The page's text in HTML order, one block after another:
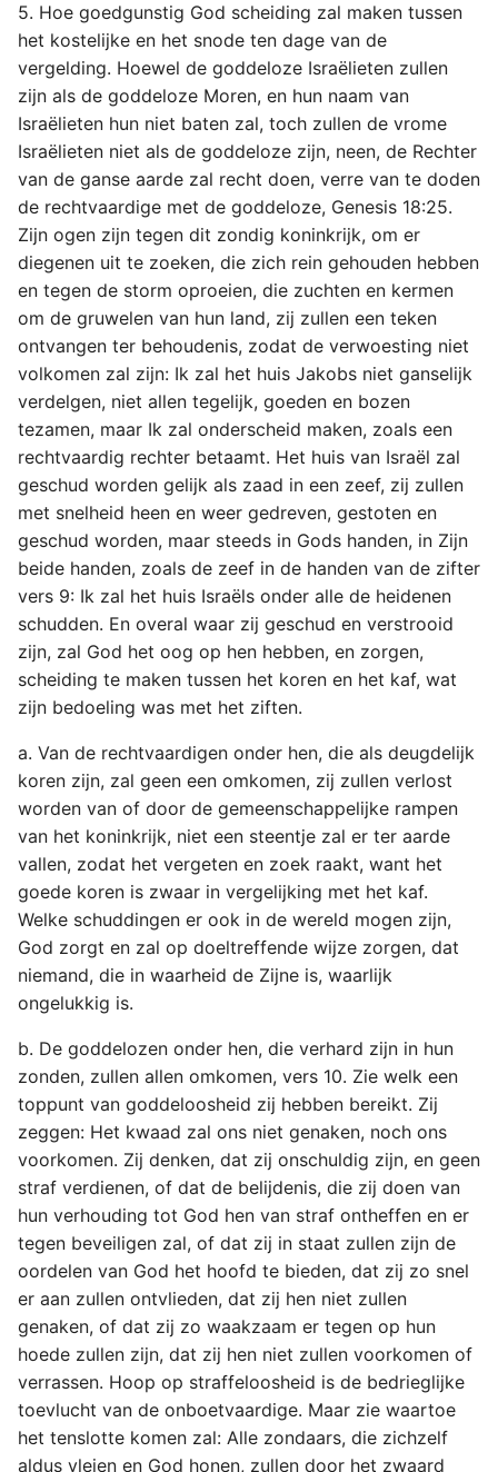
5. Hoe goedgunstig God scheiding zal maken tussen
het kostelijke en het snode ten dage van de
vergelding. Hoewel de goddeloze Israëlieten zullen
zijn als de goddeloze Moren, en hun naam van
Israëlieten hun niet baten zal, toch zullen de vrome
Israëlieten niet als de goddeloze zijn, neen, de Rechter
van de ganse aarde zal recht doen, verre van te doden
de rechtvaardige met de goddeloze, Genesis 18:25.
Zijn ogen zijn tegen dit zondig koninkrijk, om er
diegenen uit te zoeken, die zich rein gehouden hebben
en tegen de storm oproeien, die zuchten en kermen
om de gruwelen van hun land, zij zullen een teken
ontvangen ter behoudenis, zodat de verwoesting niet
volkomen zal zijn: Ik zal het huis Jakobs niet ganselijk
verdelgen, niet allen tegelijk, goeden en bozen
tezamen, maar Ik zal onderscheid maken, zoals een
rechtvaardig rechter betaamt. Het huis van Israël zal
geschud worden gelijk als zaad in een zeef, zij zullen
met snelheid heen en weer gedreven, gestoten en
geschud worden, maar steeds in Gods handen, in Zijn
beide handen, zoals de zeef in de handen van de zifter
vers 9: Ik zal het huis Israëls onder alle de heidenen
schudden. En overal waar zij geschud en verstrooid
zijn, zal God het oog op hen hebben, en zorgen,
scheiding te maken tussen het koren en het kaf, wat
zijn bedoeling was met het ziften.
a. Van de rechtvaardigen onder hen, die als deugdelijk
koren zijn, zal geen een omkomen, zij zullen verlost
worden van of door de gemeenschappelijke rampen
van het koninkrijk, niet een steentje zal er ter aarde
vallen, zodat het vergeten en zoek raakt, want het
goede koren is zwaar in vergelijking met het kaf.
Welke schuddingen er ook in de wereld mogen zijn,
God zorgt en zal op doeltreffende wijze zorgen, dat
niemand, die in waarheid de Zijne is, waarlijk
ongelukkig is.
b. De goddelozen onder hen, die verhard zijn in hun
zonden, zullen allen omkomen, vers 10. Zie welk een
toppunt van goddeloosheid zij hebben bereikt. Zij
zeggen: Het kwaad zal ons niet genaken, noch ons
voorkomen. Zij denken, dat zij onschuldig zijn, en geen
straf verdienen, of dat de belijdenis, die zij doen van
hun verhouding tot God hen van straf ontheffen en er
tegen beveiligen zal, of dat zij in staat zullen zijn de
oordelen van God het hoofd te bieden, dat zij zo snel
er aan zullen ontvlieden, dat zij hen niet zullen
genaken, of dat zij zo waakzaam er tegen op hun
hoede zullen zijn, dat zij hen niet zullen voorkomen of
verrassen. Hoop op straffeloosheid is de bedrieglijke
toevlucht van de onboetvaardige. Maar zie waartoe
het tenslotte komen zal: Alle zondaars, die zichzelf
aldus vleien en God honen, zullen door het zwaard